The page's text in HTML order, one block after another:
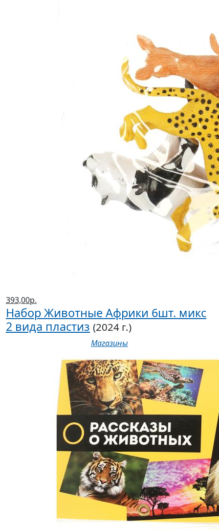
393,00р.
Набор Животные Африки 6шт. микс
2 вида пластиз (2024 г.)
Магазины